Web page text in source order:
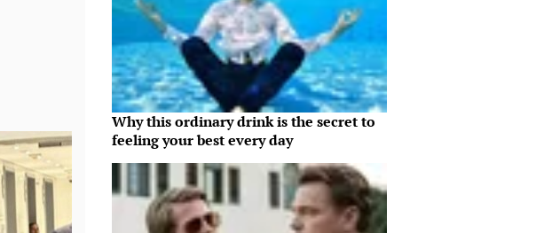
Why this ordinary drink is the secret to
feeling your best every day